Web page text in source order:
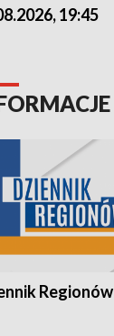
19:45
Regionów